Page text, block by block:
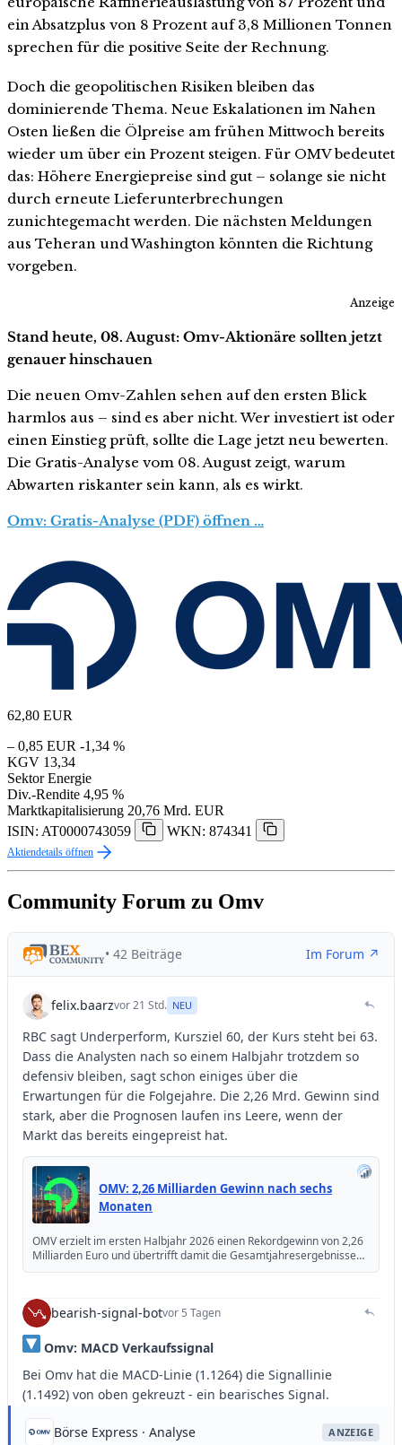
ein Absatzplus von 8 Prozent auf 3,8 Millionen Tonnen
sprechen für die positive Seite der Rechnung.
Doch die geopolitischen Risiken bleiben das
dominierende Thema. Neue Eskalationen im Nahen
Osten ließen die Ölpreise am frühen Mittwoch bereits
wieder um über ein Prozent steigen. Für OMV bedeutet
das: Höhere Energiepreise sind gut – solange sie nicht
durch erneute Lieferunterbrechungen
zunichtegemacht werden. Die nächsten Meldungen
aus Teheran und Washington könnten die Richtung
vorgeben.
Anzeige
Stand heute, 08. August: Omv-Aktionäre sollten jetzt
genauer hinschauen
Die neuen Omv-Zahlen sehen auf den ersten Blick
harmlos aus – sind es aber nicht. Wer investiert ist oder
einen Einstieg prüft, sollte die Lage jetzt neu bewerten.
Die Gratis-Analyse vom 08. August zeigt, warum
Abwarten riskanter sein kann, als es wirkt.
Omv: Gratis-Analyse (PDF) öffnen …
62,80 EUR
– 0,85 EUR -1,34 %
KGV 13,34
Sektor Energie
Div.-Rendite 4,95 %
Marktkapitalisierung 20,76 Mrd. EUR
ISIN: AT0000743059
WKN: 874341
Aktiendetails öffnen
Community Forum zu Omv